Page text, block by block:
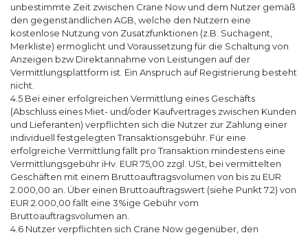
unbestimmte Zeit zwischen Crane Now und dem Nutzer gemäß
den gegenständlichen AGB, welche den Nutzern eine
kostenlose Nutzung von Zusatzfunktionen (z.B. Suchagent,
Merkliste) ermöglicht und Voraussetzung für die Schaltung von
Anzeigen bzw Direktannahme von Leistungen auf der
Vermittlungsplattform ist. Ein Anspruch auf Registrierung besteht
nicht.
4.5 Bei einer erfolgreichen Vermittlung eines Geschäfts
(Abschluss eines Miet- und/oder Kaufvertrages zwischen Kunden
und Lieferanten) verpflichten sich die Nutzer zur Zahlung einer
individuell festgelegten Transaktionsgebühr. Für eine
erfolgreiche Vermittlung fällt pro Transaktion mindestens eine
Vermittlungsgebühr iHv. EUR 75,00 zzgl. USt, bei vermittelten
Geschäften mit einem Bruttoauftragsvolumen von bis zu EUR
2.000,00 an. Über einen Bruttoauftragswert (siehe Punkt 7.2) von
EUR 2.000,00 fällt eine 3%ige Gebühr vom
Bruttoauftragsvolumen an.
4.6 Nutzer verpflichten sich Crane Now gegenüber, den